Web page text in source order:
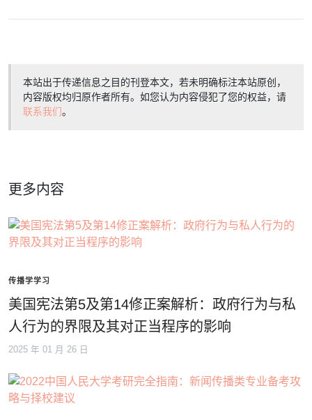
本站出于传递信息之目的刊登本文，若未明确标注本站原创，
内容版权均归原作者所有。如您认为内容侵犯了您的权益，请
联系我们。
更多内容
传播学学习
美国宪法第5及第14修正案解析：政府行为与私
人行为的界限及其对正当程序的影响
2025 年 01 月 26 日